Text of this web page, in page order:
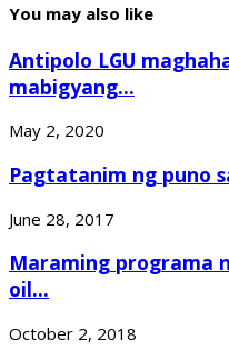
You may also like
Antipolo LGU
mabigyang...
May 2, 2020
Pagtatanim ng puno
June 28, 2017
Maraming programa
oil...
October 2, 2018